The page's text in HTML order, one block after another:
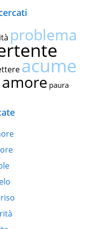
problema
acume
amore paura